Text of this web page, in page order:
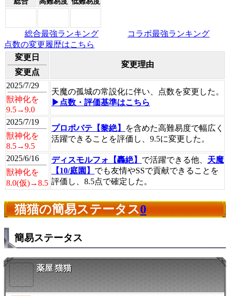
総合最強ランキング
コラボ最強ランキング
点数の変更履歴はこちら
変更日
変更点
変更理由
2025/7/29
獣神化を
9.5→9.0
天魔の孤城の常設化に伴い、点数を変更した。
▶点数・評価基準はこちら
2025/7/19
獣神化を
8.5→9.5
プロポバテ【黎絶】
を含めた高難易度で幅広く
活躍できることを評価し、9.5に変更した。
2025/6/16
獣神化を
8.0(仮)→8.5
ディスモルフォ【轟絶】 で活躍できる他、 天魔
【10/庭園】 でも友情やSSで貢献できることを
評価し、8.5点で確定した。
猫猫の簡易ステータス0
簡易ステータス
薬屋 猫猫